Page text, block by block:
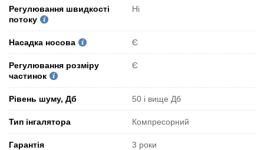
Регулювання швидкості
потоку
Ні
Насадка носова Є
Регулювання розміру
частинок
Є
Рівень шуму, Дб 50 і вище Дб
Тип інгалятора Компресорний
Гарантія 3 роки